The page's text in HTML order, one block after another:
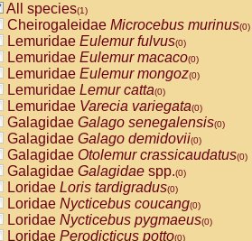
All species(1)
Cheirogaleidae Microcebus murinus(0)
Lemuridae Eulemur fulvus(0)
Lemuridae Eulemur macaco(0)
Lemuridae Eulemur mongoz(0)
Lemuridae Lemur catta(0)
Lemuridae Varecia variegata(0)
Galagidae Galago senegalensis(0)
Galagidae Galago demidovii(0)
Galagidae Otolemur crassicaudatus(0)
Galagidae Galagidae spp.(0)
Loridae Loris tardigradus(0)
Loridae Nycticebus coucang(0)
Loridae Nycticebus pygmaeus(0)
Loridae Perodicticus potto(0)